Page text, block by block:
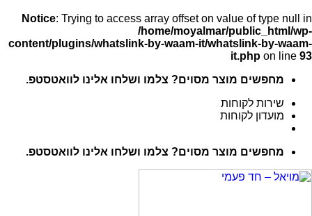
Notice: Trying to access array offset on value of type null in
/home/moyalmar/public_html/wp-
content/plugins/whatslink-by-waam-it/whatslink-by-waam-
it.php on line 93
מחפשים מוצר מסוים? צלמו ושלחו אלינו לוואטסטפ.
שירות לקוחות
מועדון לקוחות
מחפשים מוצר מסוים? צלמו ושלחו אלינו לוואטסטפ.